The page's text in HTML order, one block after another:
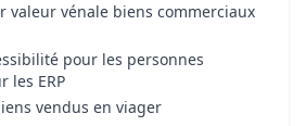
valeur vénale biens commerciaux
pour les personnes
les ERP
vendus en viager